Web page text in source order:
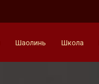
Шаолинь Школа